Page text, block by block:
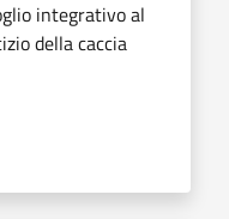
integrativo al
della caccia